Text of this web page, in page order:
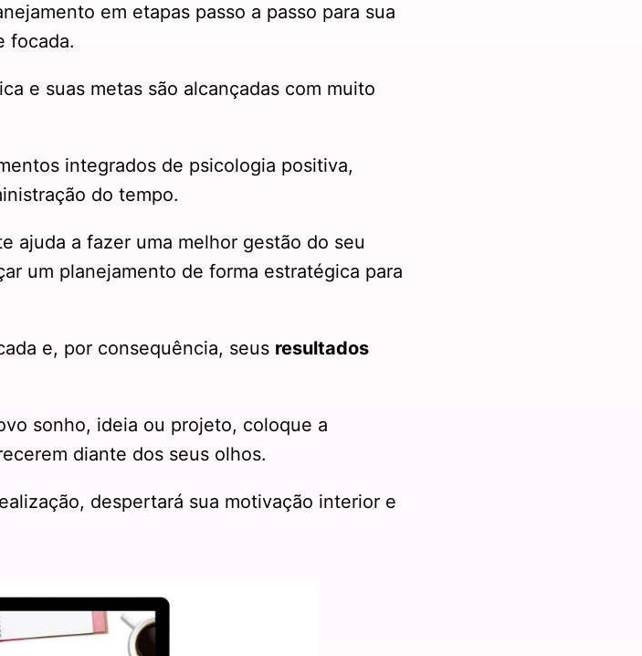
em etapas passo a passo para sua
focada.
e suas metas são alcançadas com muito
integrados de psicologia positiva,
do tempo.
ajuda a fazer uma melhor gestão do seu
um planejamento de forma estratégica para
e, por consequência, seus resultados
sonho, ideia ou projeto, coloque a
diante dos seus olhos.
despertará sua motivação interior e